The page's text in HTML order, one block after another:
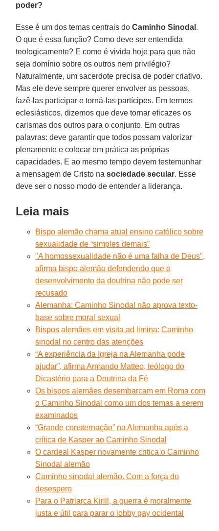
poder?
Esse é um dos temas centrais doCaminho Sinodal .
O que é essa função? Como deve ser entendida
teologicamente? E como é vivida hoje para que não
seja domínio sobre os outros nem privilégio?
Naturalmente, um sacerdote precisa de poder criativo.
Mas ele deve sempre querer envolver as pessoas,
fazê-las participar e torná-las partícipes. Em termos
eclesiásticos, dizemos que deve tornar eficazes os
carismas dos outros para o conjunto. Em outras
palavras: deve garantir que todos possam valorizar
plenamente e colocar em prática as próprias
capacidades. E ao mesmo tempo devem testemunhar
a mensagem de Cristo nasociedade secular. Esse
deve ser o nosso modo de entender a liderança.
Leia mais
Bispo alemão chama atual ensino católico sobre
sexualidade de “simples demais”
"A homossexualidade não é uma falha de Deus",
afirma bispo alemão defendendo que o
desenvolvimento da doutrina não pode ser
recusado
Alemanha: Caminho Sinodal não aprova texto-
base sobre moral sexual
Bispos alemães em visita ad limina: Caminho
sinodal no centro das atenções
“A experiência da Igreja na Alemanha pode
ajudar”, afirma Armando Matteo, teólogo do
Dicastério para a Doutrina da Fé
Os bispos alemães desembarcam em Roma com
o Caminho Sinodal como um dos temas a serem
examinados
“Grande consternação” na Alemanha após a
crítica de Kasper ao Caminho Sinodal
O cardeal Kasper novamente critica o Caminho
Sinodal alemão
Caminho sinodal alemão. Com a força do
desespero
Para o Patriarca Kirill, a guerra é moralmente
justa e útil para parar o lobby gay ocidental